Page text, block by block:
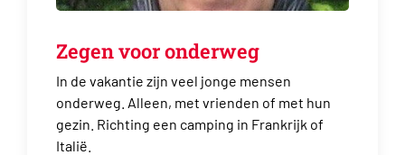
Zegen voor onderweg
In de vakantie zijn veel jonge mensen
onderweg. Alleen, met vrienden of met hun
gezin. Richting een camping in Frankrijk of
Italië.